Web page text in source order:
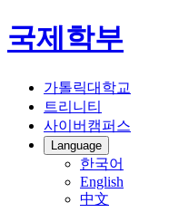
국제학부
가톨릭대학교
트리니티
사이버캠퍼스
Language
한국어
English
中文